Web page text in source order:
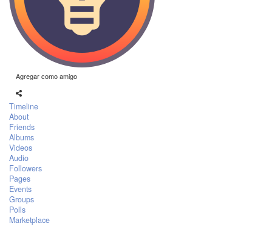
Agregar como amigo
Timeline
About
Friends
Albums
Videos
Audio
Followers
Pages
Events
Groups
Polls
Marketplace